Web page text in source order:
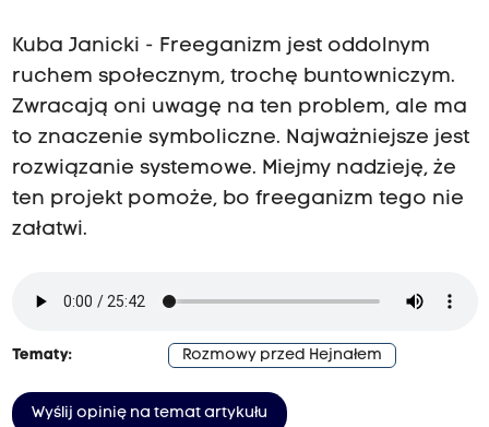
Kuba Janicki - Freeganizm jest oddolnym
ruchem społecznym, trochę buntowniczym.
Zwracają oni uwagę na ten problem, ale ma
to znaczenie symboliczne. Najważniejsze jest
rozwiązanie systemowe. Miejmy nadzieję, że
ten projekt pomoże, bo freeganizm tego nie
załatwi.
Tematy: Rozmowy przed Hejnałem
Wyślij opinię na temat artykułu